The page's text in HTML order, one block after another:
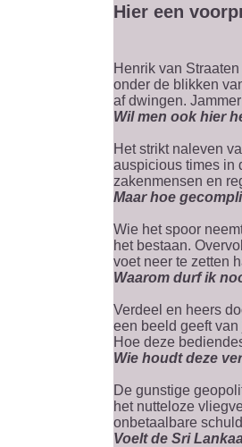
Hier een
Henrik van
onder de blikken
af dwingen.
Wil men ook hier
Het strikt naleven
auspicious times in
zakenmensen en
Maar hoe
Wie het spoor
het bestaan.
voet neer te zetten
Waarom durf ik
Verdeel en heers
een beeld geeft
Hoe deze
Wie houdt deze
De gunstige
het nutteloze
onbetaalbare
Voelt de Sri